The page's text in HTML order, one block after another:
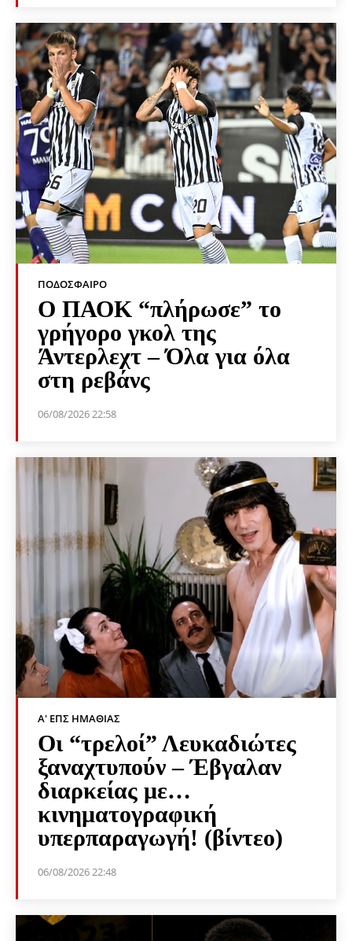
ΠΟΔΌΣΦΑΙΡΟ
Ο ΠΑΟΚ “πλήρωσε” το
γρήγορο γκολ της
Άντερλεχτ – Όλα για όλα
στη ρεβάνς
06/08/2026 22:58
Α' ΕΠΣ ΗΜΑΘΊΑΣ
Οι “τρελοί” Λευκαδιώτες
ξαναχτυπούν – Έβγαλαν
διαρκείας με…
κινηματογραφική
υπερπαραγωγή! (βίντεο)
06/08/2026 22:48